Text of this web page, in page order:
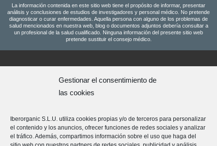
Gestionar el consentimiento de
las cookies
Iberorganic S.L.U. utiliza cookies propias y/o de terceros para personalizar
el contenido y los anuncios, ofrecer funciones de redes sociales y analizar
el tráfico. Además, compartimos información sobre el uso que haga del
La información contenida en este sitio web tiene el propósito de informar, presentar
análisis y conclusiones de estudios de investigadores y personal médico. No pretende
diagnosticar o curar enfermedades. Aquella persona con alguno de los problemas de
salud mencionados en nuestra web, blog o documentos adjuntos debería consultar a
un profesional de la salud cualificado. Ninguna información del presente sitio web
pretende sustituir el consejo médico.
Política de cookies
Política de devoluciones